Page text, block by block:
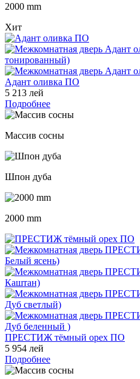
2000 mm
Хит
Адант оливка ПО
5 213 лей
Подробнее
Массив сосны
Шпон дуба
2000 mm
ПРЕСТИЖ тёмный орех ПО
5 954 лей
Подробнее